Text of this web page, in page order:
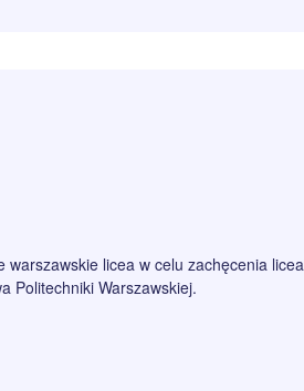
licea w celu zachęcenia
Politechniki Warszawskiej.